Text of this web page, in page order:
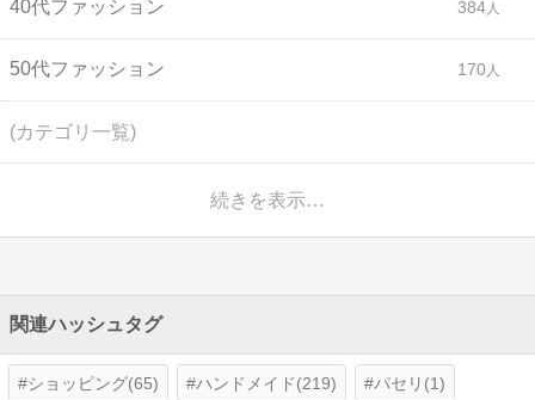
40代ファッション 384
50代ファッション 170
(カテゴリ一覧)
続きを表示…
関連ハッシュタグ
ショッピング(65) ハンドメイド(219) パセリ(1)